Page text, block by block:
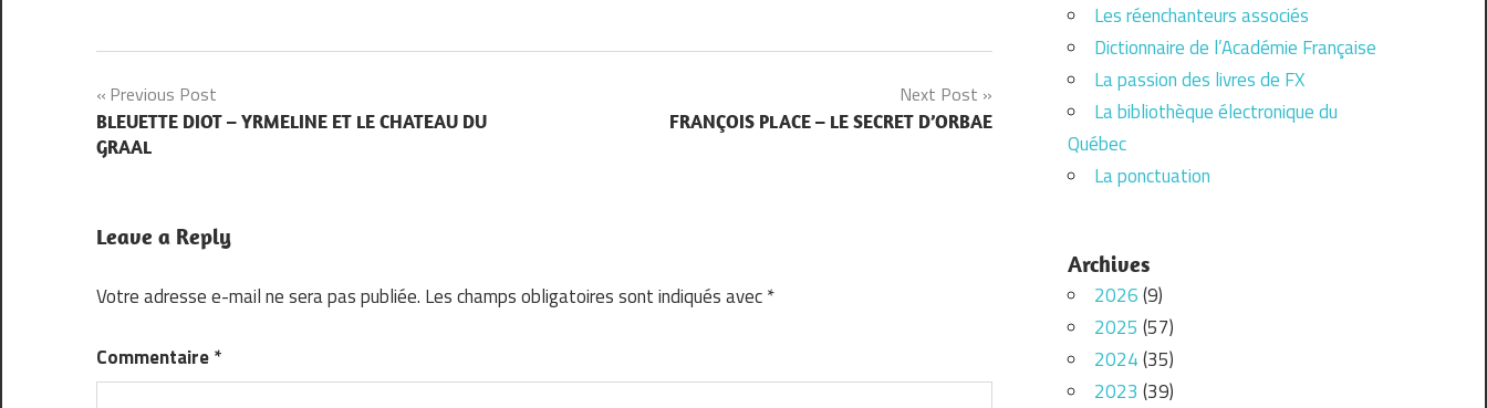
Navigation
de
Previous Post
BLEUETTE DIOT – YRMELINE ET LE CHATEAU DU
GRAAL
Next Post
FRANÇOIS PLACE – LE SECRET D’ORBAE
Leave a Reply
Votre adresse e-mail ne sera pas publiée. Les champs obligatoires sont indiqués avec*
Commentaire*
Les réenchanteurs associés
Dictionnaire de l’Académie Française
La passion des livres de FX
La bibliothèque électronique du
Québec
La ponctuation
Archives
2026(9)
2025 (57)
2024(35)
2023 (39)